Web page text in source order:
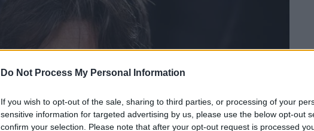
Do Not Process My Personal Information
If you wish to opt-out of the sale, sharing to third parties, or processing of your
sensitive information for targeted advertising by us, please use the below opt-out
confirm your selection. Please note that after your opt-out request is processed